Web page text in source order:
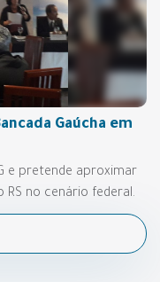
Gaúcha em
e pretende aproximar
no cenário federal.